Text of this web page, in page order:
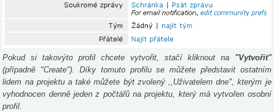
Pokud si takovýto profil chcete vytvořit, stačí kliknout na "Vytvořit"
(případně "Create"). Díky tomuto profilu se můžete představit ostatním
lidem na projektu a také můžete být zvolený ,,Uživatelem dne", kterým je
vyhodnocen denně jeden z počtářů na projektu, který má vytvořen osobní
profil.